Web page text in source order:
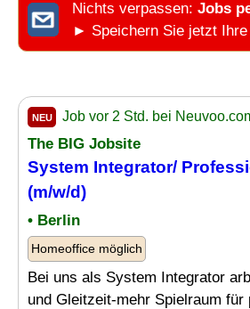
Nichts verpassen: Jobs
► Speichern Sie jetzt Ihre
NEU Job vor 2 Std. bei
The BIG Jobsite
System Integrator/
(m/w/d)
• Berlin
Homeoffice möglich
Bei uns als System Integrator
und Gleitzeit-mehr Spielraum